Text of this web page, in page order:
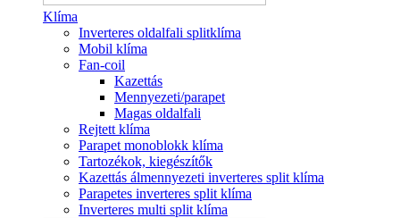
Klíma
Inverteres oldalfali splitklíma
Mobil klíma
Fan-coil
Kazettás
Mennyezeti/parapet
Magas oldalfali
Rejtett klíma
Parapet monoblokk klíma
Tartozékok, kiegészítők
Kazettás álmennyezeti inverteres split klíma
Parapetes inverteres split klíma
Inverteres multi split klíma